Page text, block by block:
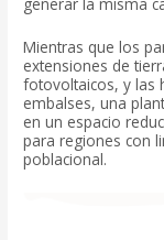
generar la misma
Mientras que los
extensiones de
fotovoltaicos, y las
embalses, una
en un espacio
para regiones con
poblacional.